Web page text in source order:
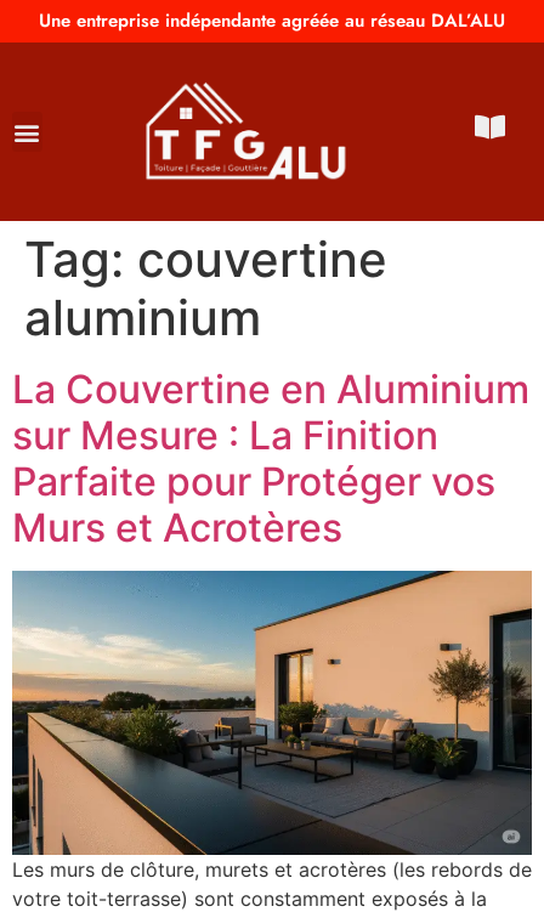
Une entreprise indépendante agréée au réseau DAL’ALU
Tag: couvertine
aluminium
La Couvertine en Aluminium
sur Mesure : La Finition
Parfaite pour Protéger vos
Murs et Acrotères
Les murs de clôture, murets et acrotères (les rebords de
votre toit-terrasse) sont constamment exposés à la